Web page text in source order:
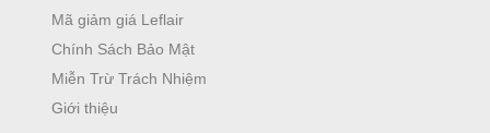
Mã giảm giá Leflair
Chính Sách Bảo Mật
Miễn Trừ Trách Nhiệm
Giới thiệu